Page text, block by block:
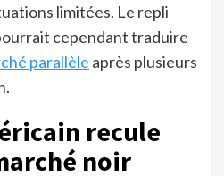
limitées. Le repli
cependant traduire
parallèle après plusieurs
recule
noir